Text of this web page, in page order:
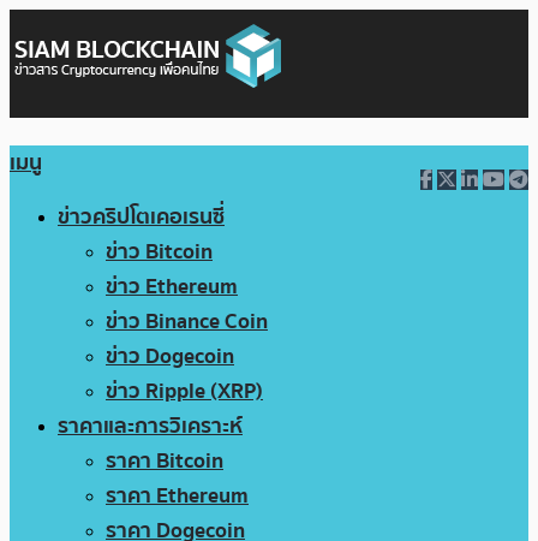
เมนู
ข่าวคริปโตเคอเรนซี่
ข่าว Bitcoin
ข่าว Ethereum
ข่าว Binance Coin
ข่าว Dogecoin
ข่าว Ripple (XRP)
ราคาและการวิเคราะห์
ราคา Bitcoin
ราคา Ethereum
ราคา Dogecoin